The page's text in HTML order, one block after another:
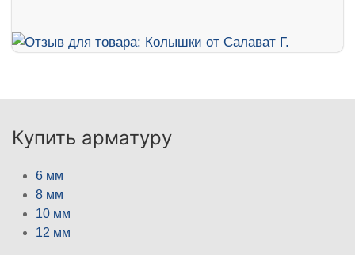
Купить арматуру
6 мм
8 мм
10 мм
12 мм